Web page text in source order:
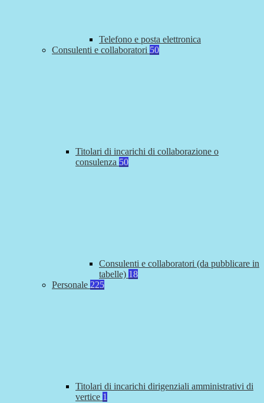
Telefono e posta elettronica
Consulenti e collaboratori 50
Titolari di incarichi di collaborazione o
consulenza 50
Consulenti e collaboratori (da pubblicare in
tabelle) 18
Personale 225
Titolari di incarichi dirigenziali amministrativi di
vertice 1